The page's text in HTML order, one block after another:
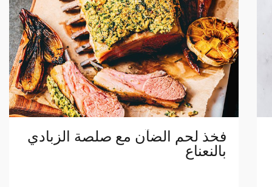
فخذ لحم الضآن مع صلصة الزبادي
بالنعناع